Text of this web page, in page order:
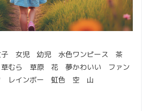
子 女児 幼児 水色ワンピース 茶
むら 草原 花 夢かわいい ファン
レインボー 虹色 空 山